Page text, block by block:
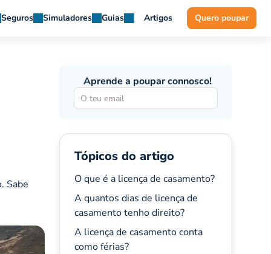
Seguros Simuladores Guias Artigos Quero poupar
Sabe
Aprende a poupar connosco!
Tópicos do artigo
O que é a licença de casamento?
A quantos dias de licença de
casamento tenho direito?
A licença de casamento conta
como férias?